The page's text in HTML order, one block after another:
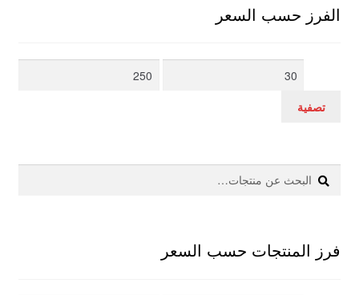
الفرز حسب السعر
أدنى
أعلى
تصفية
البحث
عن:
بحث
فرز المنتجات حسب السعر